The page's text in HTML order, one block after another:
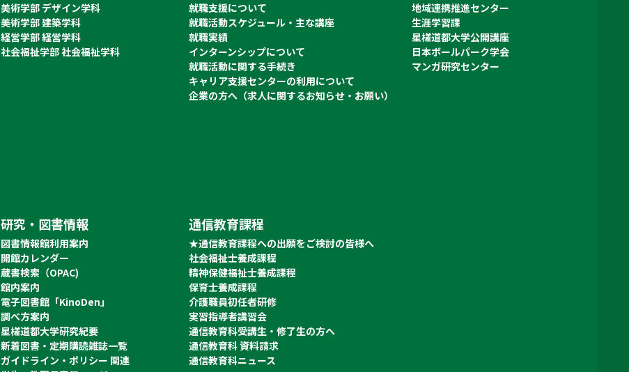
美術学部 デザイン学科
美術学部 建築学科
経営学部 経営学科
社会福祉学部 社会福祉学科
就職支援について
就職活動スケジュール・主な講座
就職実績
インターンシップについて
就職活動に関する手続き
キャリア支援センターの利用について
企業の方へ（求人に関するお知らせ・お願い）
地域連携推進センター
生涯学習課
星槎道都大学公開講座
日本ボールパーク学会
マンガ研究センター
研究・図書情報
図書情報館利用案内
開館カレンダー
蔵書検索（OPAC)
館内案内
電子図書館「KinoDen」
調べ方案内
星槎道都大学研究紀要
新着図書・定期購読雑誌一覧
ガイドライン・ポリシー 関連
通信教育課程
★通信教育課程への出願をご検討の皆様へ
社会福祉士養成課程
精神保健福祉士養成課程
保育士養成課程
介護職員初任者研修
実習指導者講習会
通信教育科受講生・修了生の方へ
通信教育科 資料請求
通信教育科ニュース